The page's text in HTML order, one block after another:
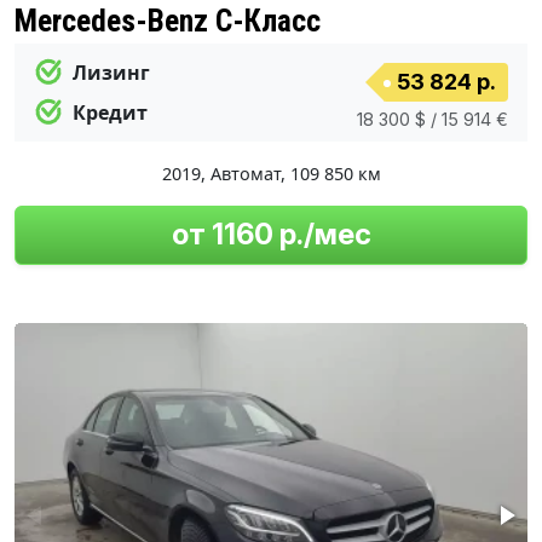
Mercedes-Benz C-Класс
Лизинг
Кредит
53 824 р.
18 300 $ / 15 914 €
2019, Автомат, 109 850 км
от 1160 р./мес